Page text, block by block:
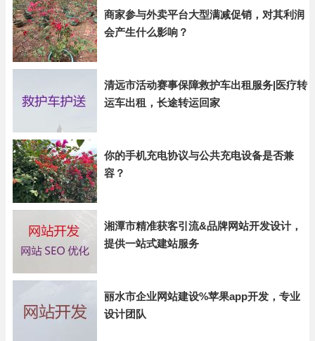
商家参与外卖平台大型满减促销，对其利润
会产生什么影响？
清远市活动赛事保障救护车出租服务|医疗转
运车出租，长途转运回家
你的手机充电协议与公共充电设备是否兼
容？
湘潭市精准获客引流&品牌网站开发设计，
提供一站式建站服务
丽水市企业网站建设%苹果app开发，专业
设计团队